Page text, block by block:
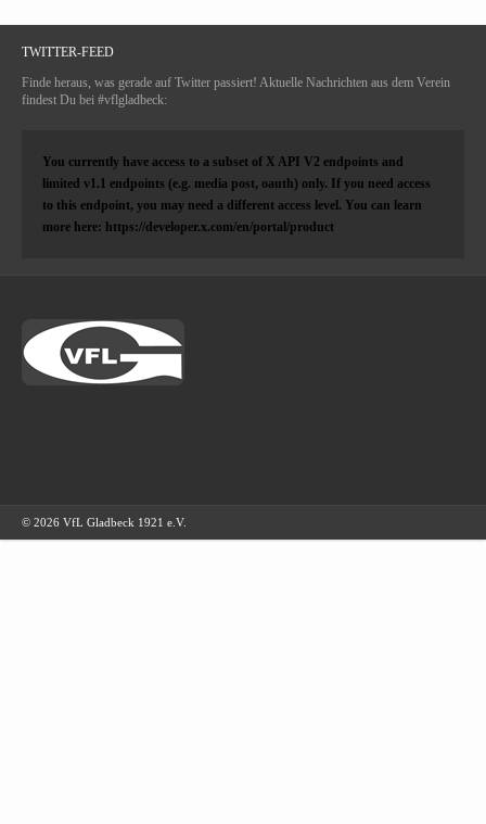
TWITTER-FEED
Finde heraus, was gerade auf Twitter passiert! Aktuelle Nachrichten aus dem Verein
findest Du bei #vflgladbeck:
You currently have access to a subset of X API V2 endpoints and
limited v1.1 endpoints (e.g. media post, oauth) only. If you need access
to this endpoint, you may need a different access level. You can learn
more here: https://developer.x.com/en/portal/product
© 2026 VfL Gladbeck 1921 e.V.